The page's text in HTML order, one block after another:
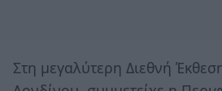
Στη μεγαλύτερη Διεθνή